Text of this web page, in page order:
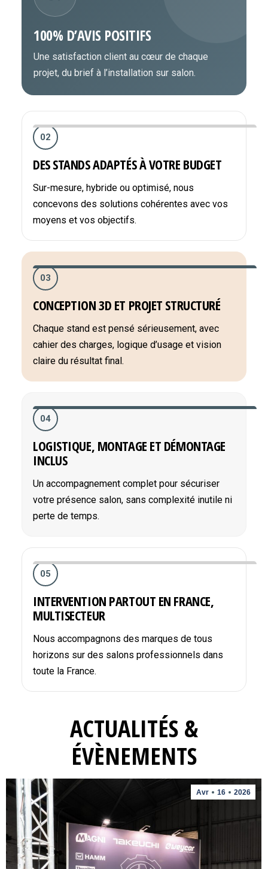
100% D’AVIS POSITIFS
Une satisfaction client au cœur de chaque
projet, du brief à l’installation sur salon.
02
DES STANDS ADAPTÉS À VOTRE BUDGET
Sur-mesure, hybride ou optimisé, nous
concevons des solutions cohérentes avec vos
moyens et vos objectifs.
03
CONCEPTION 3D ET PROJET STRUCTURÉ
Chaque stand est pensé sérieusement, avec
cahier des charges, logique d’usage et vision
claire du résultat final.
04
LOGISTIQUE, MONTAGE ET DÉMONTAGE
INCLUS
Un accompagnement complet pour sécuriser
votre présence salon, sans complexité inutile ni
perte de temps.
05
INTERVENTION PARTOUT EN FRANCE,
MULTISECTEUR
Nous accompagnons des marques de tous
horizons sur des salons professionnels dans
toute la France.
ACTUALITÉS &
ÉVÈNEMENTS
Avr 16 2026